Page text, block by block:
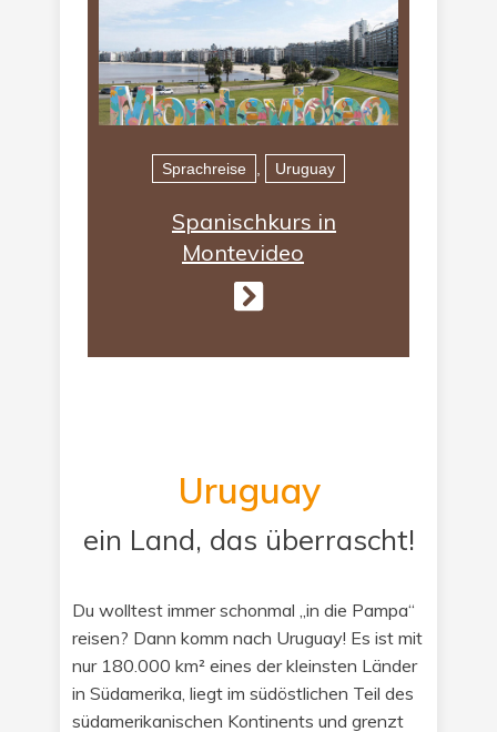
Sprachreise Uruguay
Spanischkurs in
Montevideo
Uruguay
ein Land, das überrascht!
Du wolltest immer schonmal „in die Pampa“
reisen? Dann komm nach Uruguay! Es ist mit
nur 180.000 km² eines der kleinsten Länder
in Südamerika, liegt im südöstlichen Teil des
südamerikanischen Kontinents und grenzt